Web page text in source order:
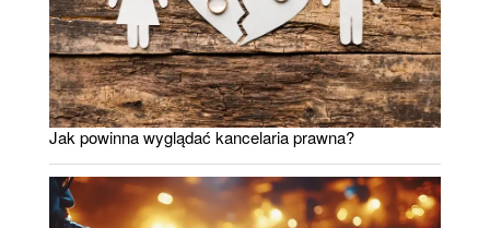
Jak powinna wyglądać kancelaria prawna?